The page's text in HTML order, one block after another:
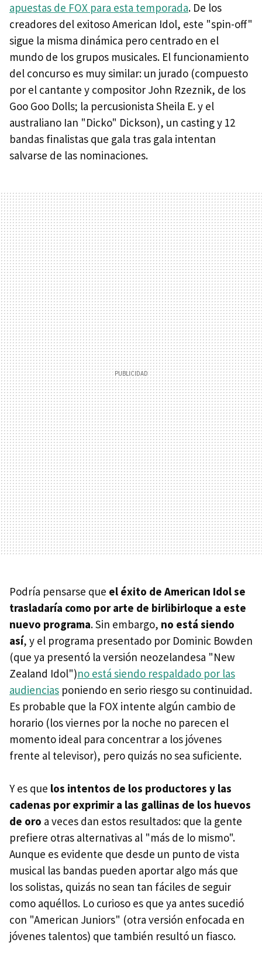
apuestas de FOX para esta temporada. De los
creadores del exitoso American Idol, este "spin-off"
sigue la misma dinámica pero centrado en el
mundo de los grupos musicales. El funcionamiento
del concurso es muy similar: un jurado (compuesto
por el cantante y compositor John Rzeznik, de los
Goo Goo Dolls; la percusionista Sheila E. y el
australiano Ian "Dicko" Dickson), un casting y 12
bandas finalistas que gala tras gala intentan
salvarse de las nominaciones.
Podría pensarse que el éxito de American Idol se
trasladaría como por arte de birlibirloque a este
nuevo programa. Sin embargo, no está siendo
así, y el programa presentado por Dominic Bowden
(que ya presentó la versión neozelandesa "New
Zealand Idol")no está siendo respaldado por las
audiencias poniendo en serio riesgo su continuidad.
Es probable que la FOX intente algún cambio de
horario (los viernes por la noche no parecen el
momento ideal para concentrar a los jóvenes
frente al televisor), pero quizás no sea suficiente.
Y es que los intentos de los productores y las
cadenas por exprimir a las gallinas de los huevos
de oro a veces dan estos resultados: que la gente
prefiere otras alternativas al "más de lo mismo".
Aunque es evidente que desde un punto de vista
musical las bandas pueden aportar algo más que
los solistas, quizás no sean tan fáciles de seguir
como aquéllos. Lo curioso es que ya antes sucedió
con "American Juniors" (otra versión enfocada en
jóvenes talentos) que también resultó un fiasco.